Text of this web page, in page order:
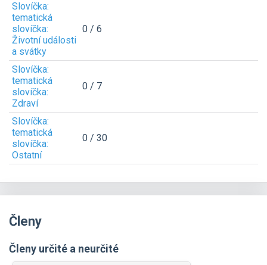
Slovíčka:
tematická
slovíčka:
Životní události
a svátky
0 / 6
Slovíčka:
tematická
slovíčka:
Zdraví
0 / 7
Slovíčka:
tematická
slovíčka:
Ostatní
0 / 30
Členy
Členy určité a neurčité